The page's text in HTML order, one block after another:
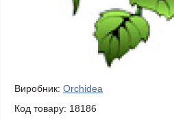
Виробник: Orchidea
Код товару: 18186